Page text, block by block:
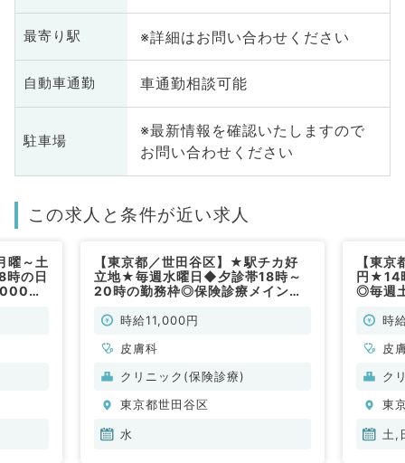
最寄り駅 ※詳細はお問い合わせください
自動車通勤 車通勤相談可能
駐車場
※最新情報を確認いたしますので
お問い合わせください
この求人と条件が近い求人
曜～土
の日
円
【東京都／世田谷区】★駅チカ好
立地★毎週水曜日◆夕診帯18時～
20時の勤務枠◎保険診療メインの
時給11,000円
皮膚科
クリニック(保険診療)
東京都世田谷区
水
【東
円★14
◎毎週
勤）時
皮
ク
東
土,